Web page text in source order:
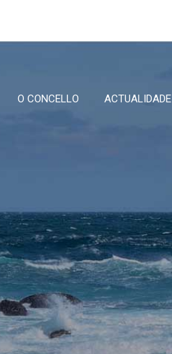
O CONCELLO ACTUALIDADE